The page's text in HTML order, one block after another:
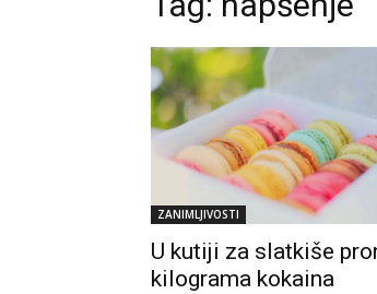
ZANIMLJIVOSTI
U kutiji za slatkiše
kilograma kokaina